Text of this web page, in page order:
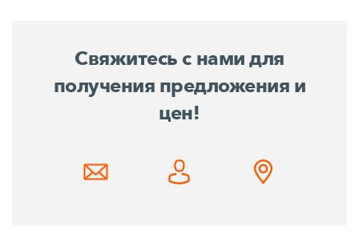
Свяжитесь с нами для
получения предложения и
цен!